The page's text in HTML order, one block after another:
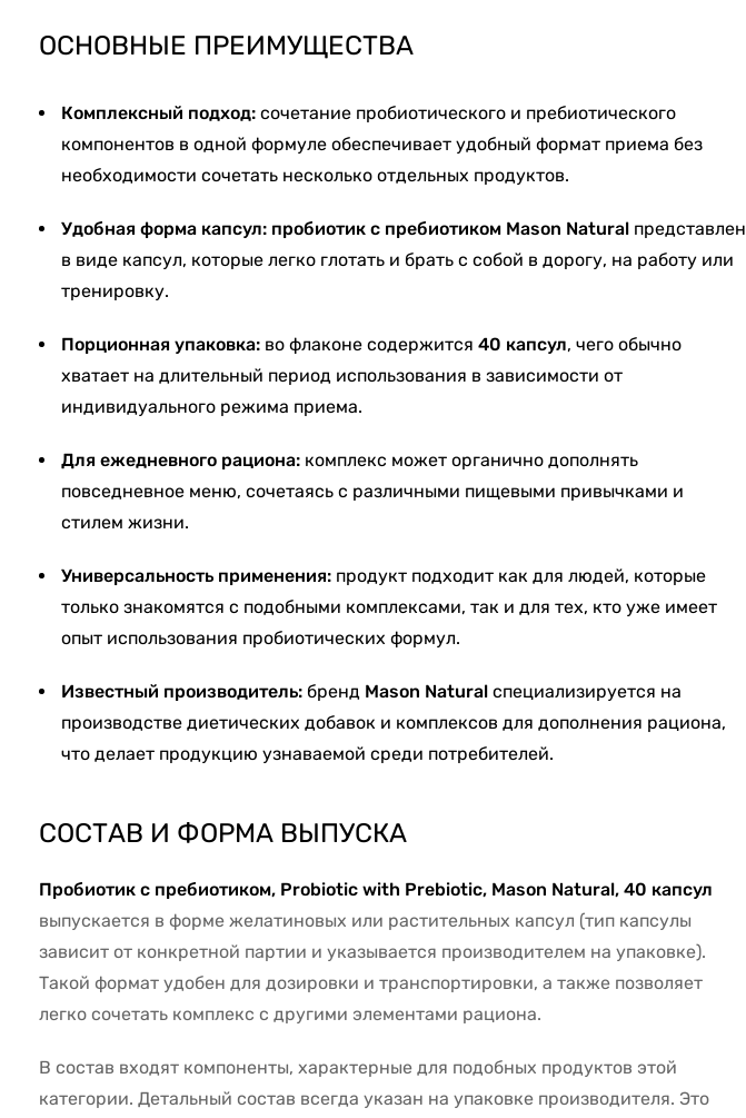
ОСНОВНЫЕ ПРЕИМУЩЕСТВА
Комплексный подход: сочетание пробиотического и пребиотического
компонентов в одной формуле обеспечивает удобный формат приема без
необходимости сочетать несколько отдельных продуктов.
Удобная форма капсул: пробиотик с пребиотиком Mason Natural представлен
в виде капсул, которые легко глотать и брать с собой в дорогу, на работу или
тренировку.
Порционная упаковка: во флаконе содержится 40 капсул, чего обычно
хватает на длительный период использования в зависимости от
индивидуального режима приема.
Для ежедневного рациона: комплекс может органично дополнять
повседневное меню, сочетаясь с различными пищевыми привычками и
стилем жизни.
Универсальность применения: продукт подходит как для людей, которые
только знакомятся с подобными комплексами, так и для тех, кто уже имеет
опыт использования пробиотических формул.
Известный производитель: бренд Mason Natural специализируется на
производстве диетических добавок и комплексов для дополнения рациона,
что делает продукцию узнаваемой среди потребителей.
СОСТАВ И ФОРМА ВЫПУСКА
Пробиотик с пребиотиком, Probiotic with Prebiotic, Mason Natural, 40 капсул
выпускается в форме желатиновых или растительных капсул (тип капсулы
зависит от конкретной партии и указывается производителем на упаковке).
Такой формат удобен для дозировки и транспортировки, а также позволяет
легко сочетать комплекс с другими элементами рациона.
В состав входят компоненты, характерные для подобных продуктов этой
категории. Детальный состав всегда указан на упаковке производителя. Это